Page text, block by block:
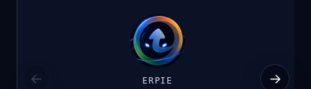
← →
ERPIE